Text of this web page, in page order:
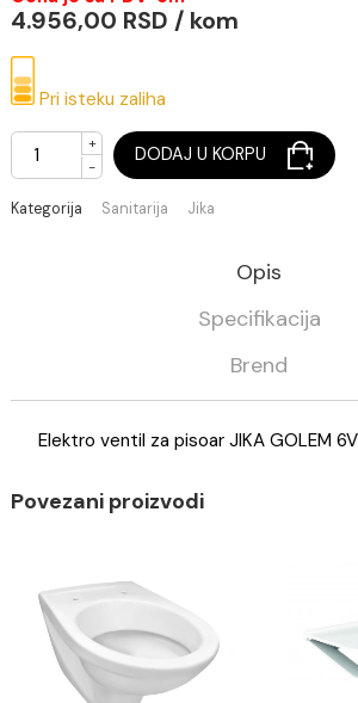
Elektro ventil za pisoar JIKA GOLEM 6V
Cena je sa PDV-om
4.956,00 RSD / kom
Pri isteku zaliha
Jika
Opis
Specifikacija
Povezani proizvodi